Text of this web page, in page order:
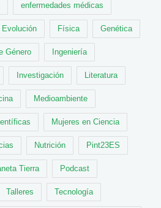
enfermedades médicas
Evolución Física Genética
Género Ingeniería
Investigación Literatura
Medioambiente
Mujeres en Ciencia
Nutrición Pint23ES
Tierra Podcast
Talleres Tecnología